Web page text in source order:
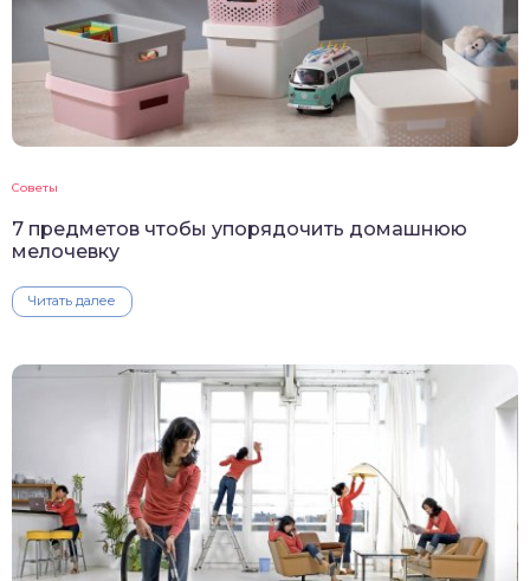
Советы
7 предметов чтобы упорядочить домашнюю
мелочевку
Читать далее